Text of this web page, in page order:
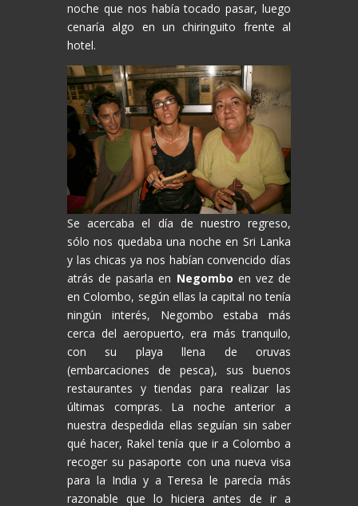
noche que nos había tocado pasar, luego
cenaría algo en un chiringuito frente al
hotel.
Se acercaba el día de nuestro regreso,
sólo nos quedaba una noche en Sri Lanka
y las chicas ya nos habían convencido días
atrás de pasarla en Negombo en vez de
en Colombo, según ellas la capital no tenía
ningún interés, Negombo estaba más
cerca del aeropuerto, era más tranquilo,
con su playa llena de oruvas
(embarcaciones de pesca), sus buenos
restaurantes y tiendas para realizar las
últimas compras. La noche anterior a
nuestra despedida ellas seguían sin saber
qué hacer, Rakel tenía que ir a Colombo a
recoger su pasaporte con una nueva visa
para la India y a Teresa le parecía más
razonable que lo hiciera antes de ir a